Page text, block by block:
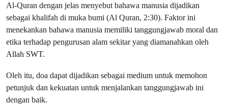
Al-Quran dengan jelas menyebut bahawa manusia dijadikan
sebagai khalifah di muka bumi (Al Quran, 2:30). Faktor ini
menekankan bahawa manusia memiliki tanggungjawab moral dan
etika terhadap pengurusan alam sekitar yang diamanahkan oleh
Allah SWT.
Oleh itu, doa dapat dijadikan sebagai medium untuk memohon
petunjuk dan kekuatan untuk menjalankan tanggungjawab ini
dengan baik.